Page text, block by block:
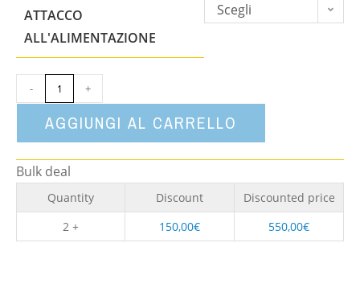
ATTACCO
ALL'ALIMENTAZIONE
Scegli
- +
AGGIUNGI AL CARRELLO
Bulk deal
Quantity Discount
Discounted price
2 +
150,00€ 550,00€